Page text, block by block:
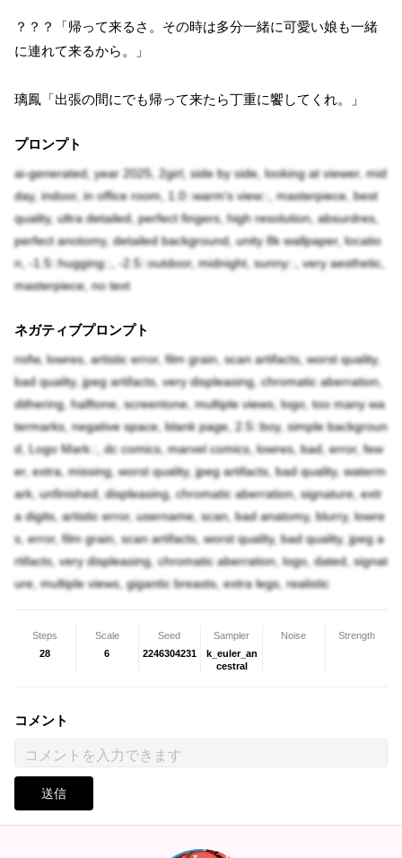
？？？「帰って来るさ。その時は多分一緒に可愛い娘も一緒
に連れて来るから。」
璃鳳「出張の間にでも帰って来たら丁重に饗してくれ。」
プロンプト
ai-generated, year 2025, 2girl, side by side, looking at viewer, mid
day, indoor, in office room, 1.0::warm's view::, masterpiece, best
quality, ultra detailed, perfect fingers, high resolution, absurdres,
perfect anotomy, detailed background, unity 8k wallpaper, locatio
n, -1.5::hugging::, -2.5::outdoor, midnight, sunny::, very aesthetic,
masterpiece, no text
ネガティブプロンプト
nsfw, lowres, artistic error, film grain, scan artifacts, worst quality,
bad quality, jpeg artifacts, very displeasing, chromatic aberration,
dithering, halftone, screentone, multiple views, logo, too many wa
termarks, negative space, blank page, 2.5::boy, simple backgroun
d, Logo Mark::, dc comics, marvel comics, lowres, bad, error, few
er, extra, missing, worst quality, jpeg artifacts, bad quality, waterm
ark, unfinished, displeasing, chromatic aberration, signature, extr
a digits, artistic error, username, scan, bad anatomy, blurry, lowre
s, error, film grain, scan artifacts, worst quality, bad quality, jpeg a
rtifacts, very displeasing, chromatic aberration, logo, dated, signat
ure, multiple views, gigantic breasts, extra legs, realistic
Steps
28
Scale
6
Seed
2246304231
Sampler
k_euler_an
cestral
Noise Strength
コメント
送信